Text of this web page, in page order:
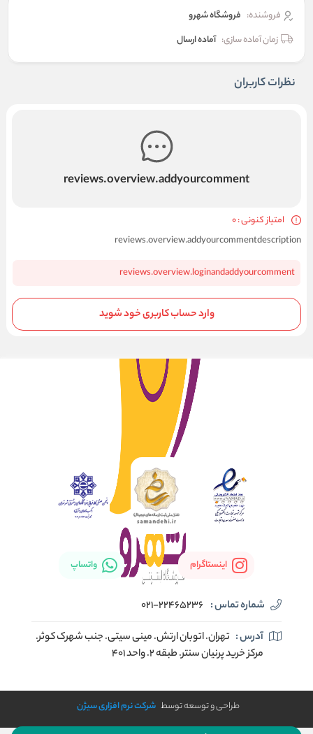
فروشنده: فروشگاه شهرو
زمان آماده سازی: آماده ارسال
نظرات کاربران
reviews.overview.addyourcomment
امتیاز کنونی : 0
reviews.overview.addyourcommentdescription
reviews.overview.loginandaddyourcomment
وارد حساب کاربری خود شوید
اینستاگرام واتساپ
شماره تماس : 021-22465236
آدرس : تهران. اتوبان ارتش. مینی سیتی. جنب شهرک کوثر.
مرکز خرید پرنیان سنتر. طبقه ۲. واحد ۴۰۱
طراحی و توسعه توسط شرکت نرم افزاری سیژن